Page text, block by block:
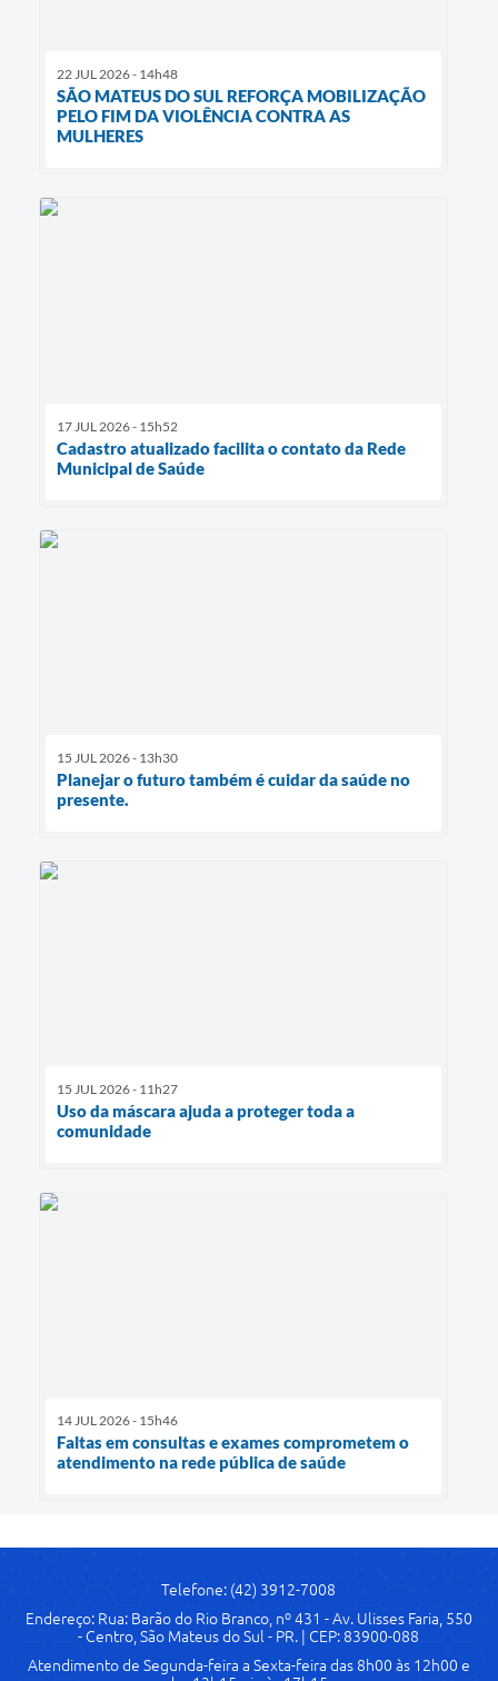
22 JUL 2026 - 14h48
SÃO MATEUS DO SUL REFORÇA MOBILIZAÇÃO
PELO FIM DA VIOLÊNCIA CONTRA AS
MULHERES
17 JUL 2026 - 15h52
Cadastro atualizado facilita o contato da Rede
Municipal de Saúde
15 JUL 2026 - 13h30
Planejar o futuro também é cuidar da saúde no
presente.
15 JUL 2026 - 11h27
Uso da máscara ajuda a proteger toda a
comunidade
14 JUL 2026 - 15h46
Faltas em consultas e exames comprometem o
atendimento na rede pública de saúde
Telefone: (42) 3912-7008
Endereço: Rua: Barão do Rio Branco, nº 431 - Av. Ulisses Faria, 550
- Centro, São Mateus do Sul - PR. | CEP: 83900-088
Atendimento de Segunda-feira a Sexta-feira das 8h00 às 12h00 e